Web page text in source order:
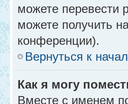
можете перевести
можете получить
конференции).
Вернуться к
Как я могу
Вместе с именем